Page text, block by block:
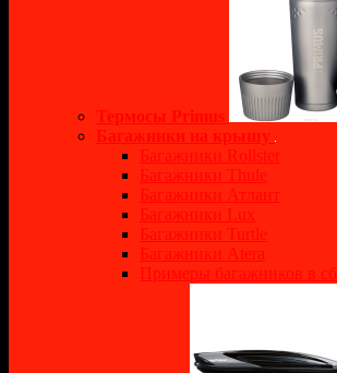
Термосы Primus
Багажники на крышу
Багажники Rollster
Багажники Thule
Багажники Атлант
Багажники Lux
Багажники Turtle
Багажники Atera
Примеры багажников в сб